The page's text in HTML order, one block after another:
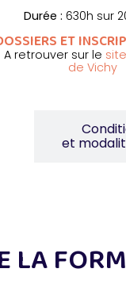
Durée : 630h sur
ET
A retrouver sur le
de Vichy
et
LA